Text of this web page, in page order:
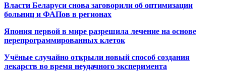
Власти Беларуси снова заговорили об оптимизации
больниц и ФАПов в регионах
Япония первой в мире разрешила лечение на основе
перепрограммированных клеток
Учёные случайно открыли новый способ создания
лекарств во время неудачного эксперимента